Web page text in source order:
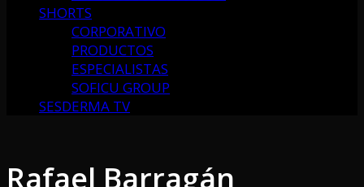
SHORTS
CORPORATIVO
PRODUCTOS
ESPECIALISTAS
SOFICU GROUP
SESDERMA TV
Rafael Barragán